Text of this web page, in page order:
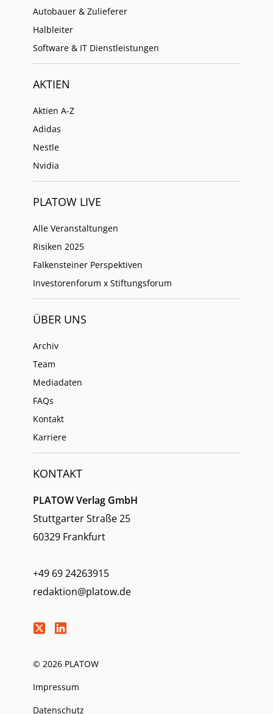
Autobauer & Zulieferer
Halbleiter
Software & IT Dienstleistungen
AKTIEN
Aktien A-Z
Adidas
Nestle
Nvidia
PLATOW LIVE
Alle Veranstaltungen
Risiken 2025
Falkensteiner Perspektiven
Investorenforum x Stiftungsforum
ÜBER UNS
Archiv
Team
Mediadaten
FAQs
Kontakt
Karriere
KONTAKT
PLATOW Verlag GmbH
Stuttgarter Straße 25
60329 Frankfurt
+49 69 24263915
redaktion@platow.de
© 2026 PLATOW
Impressum
Datenschutz